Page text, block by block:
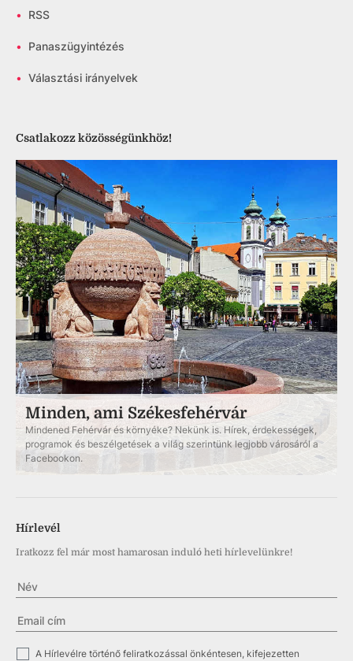
• RSS
• Panaszügyintézés
• Választási irányelvek
Csatlakozz közösségünkhöz!
Minden, ami Székesfehérvár
Mindened Fehérvár és környéke? Nekünk is. Hírek, érdekességek,
programok és beszélgetések a világ szerintünk legjobb városáról a
Facebookon.
Hírlevél
Iratkozz fel már most hamarosan induló heti hírlevelünkre!
A Hírlevélre történő feliratkozással önkéntesen, kifejezetten